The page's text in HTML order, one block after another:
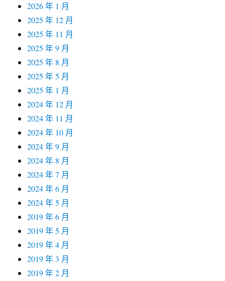
2026 年 1 月
2025 年 12 月
2025 年 11 月
2025 年 9 月
2025 年 8 月
2025 年 5 月
2025 年 1 月
2024 年 12 月
2024 年 11 月
2024 年 10 月
2024 年 9 月
2024 年 8 月
2024 年 7 月
2024 年 6 月
2024 年 5 月
2019 年 6 月
2019 年 5 月
2019 年 4 月
2019 年 3 月
2019 年 2 月